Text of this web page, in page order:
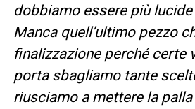
dobbiamo essere più
Manca quell’ultimo pezzo
finalizzazione perché certe
porta sbagliamo tante
riusciamo a mettere la